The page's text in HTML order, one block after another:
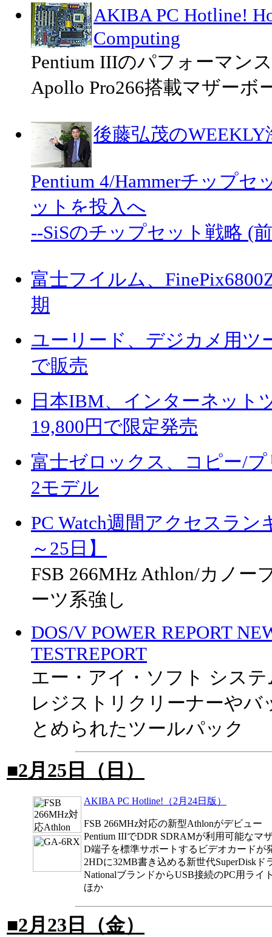
AKIBA PC Hotline!
Computing
Pentium IIIのパフォーマン
Apollo Pro266搭載マザーボ
後藤弘茂の
Pentium 4/Hammerチップ
ットを投入へ
--SiSのチップセット戦略 (
富士フイルム、
期
ユーリード、デジカメ用ツ
で販売
日本IBM、インターネット
19,800円で限定発売
富士ゼロックス、コピー/
2モデル
PC Watch週間アクセスラン
～25日】
FSB 266MHz Athlon/カノー
ーツ系強し
DOS/V POWER REPORT
TESTREPORT
エー・アイ・ソフト シス
レジストリクリーナーや
とめられたツールパック
■2月25日（日）
AKIBA PC Hotline!（2月24日版）
FSB 266MHz対応の新型Athlonがデビュー
Pentium IIIでDDR SDRAMが利用可能なマ
D端子を標準サポートするビデオカードが
2HDに32MB書き込める新世代SuperDiskド
NationalブランドからUSB接続のPC用ライ
ほか
■2月23日（金）